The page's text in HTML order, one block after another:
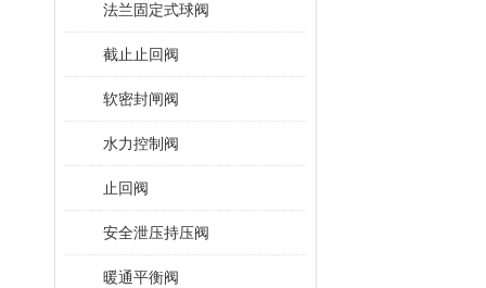
法兰固定式球阀
截止止回阀
软密封闸阀
水力控制阀
止回阀
安全泄压持压阀
暖通平衡阀